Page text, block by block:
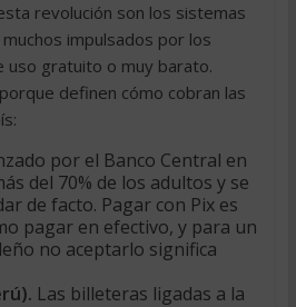
revolución son los sistemas
impulsados por los
uso gratuito o muy barato.
definen cómo cobran las
por el Banco Central en
del 70% de los adultos y se
de facto. Pagar con Pix es
pagar en efectivo, y para un
no aceptarlo significa
Las billeteras ligadas a la